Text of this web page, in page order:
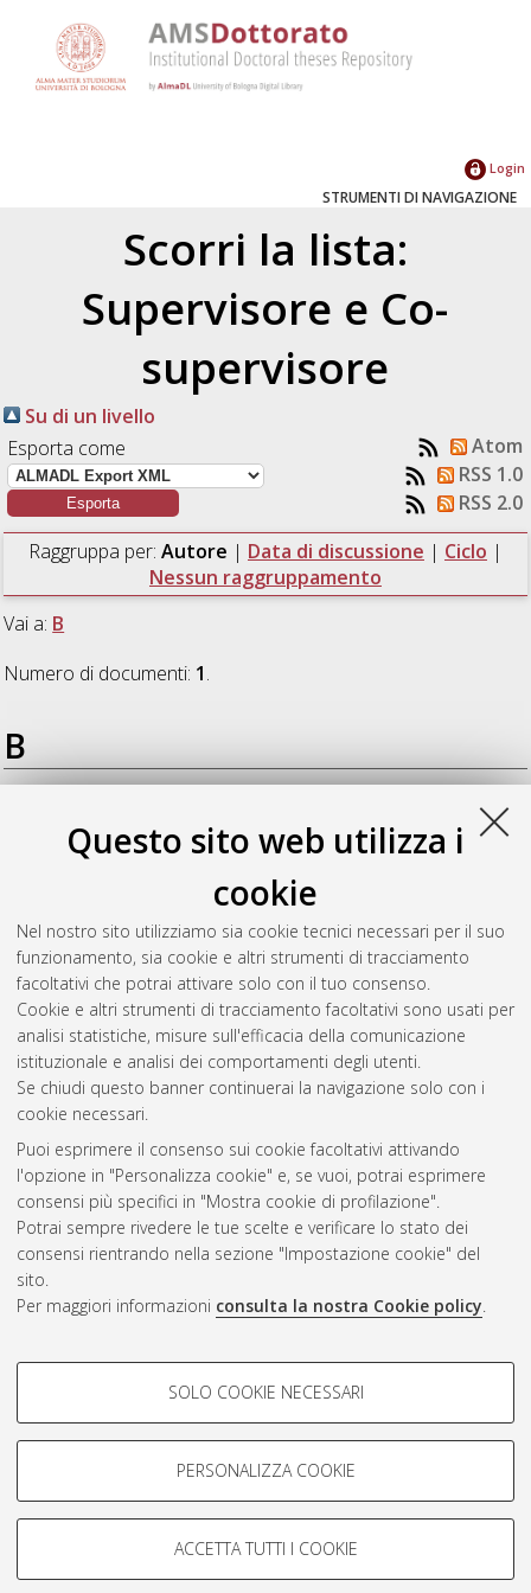
Questo sito web utilizza i
cookie
Nel nostro sito utilizziamo sia cookie tecnici necessari per il suo
funzionamento, sia cookie e altri strumenti di tracciamento
facoltativi che potrai attivare solo con il tuo consenso.
Cookie e altri strumenti di tracciamento facoltativi sono usati per
analisi statistiche, misure sull'efficacia della comunicazione
istituzionale e analisi dei comportamenti degli utenti.
Se chiudi questo banner continuerai la navigazione solo con i
cookie necessari.
Puoi esprimere il consenso sui cookie facoltativi attivando
l'opzione in "Personalizza cookie" e, se vuoi, potrai esprimere
consensi più specifici in "Mostra cookie di profilazione".
Potrai sempre rivedere le tue scelte e verificare lo stato dei
consensi rientrando nella sezione "Impostazione cookie" del
sito.
Per maggiori informazioni consulta la nostra Cookie policy.
COOKIE DI PROFILAZIONE -
Si tratta di cookie utilizzati per analizzare le caratteristiche della
navigazione degli utenti, creare profili in base al loro comportamento
Mostra cookie di profilazione
COOKIE TECNICI - NECESSARI
SOLO COOKIE NECESSARI
PERSONALIZZA COOKIE
ACCETTA TUTTI I COOKIE
Login
STRUMENTI DI NAVIGAZIONE
Scorri la lista:
Supervisore e Co-
supervisore
Su di un livello
Esporta come
Atom
RSS 1.0
RSS 2.0
Raggruppa per: Autore | Data di discussione | Ciclo |
Nessun raggruppamento
Vai a: B
Numero di documenti: 1.
B
Il ruolo e la funzione del falso nella
storia della Shoah. Storici, affaires e opinione pubblica
[Dissertation thesis], Alma Mater Studiorum Università di
Bologna. Dottorato di ricerca inStoria: indirizzo "Storia e
geografia d’Europa. Spazio, linguaggi, istituzioni e soggetti in
Età moderna e contemporanea", 24 Ciclo. DOI
10.6092/unibo/amsdottorato/5144.
Questa lista e' stata generata ilSat Aug 8 20:43:46 2026
Atom
Rss 1.0
Rss 2.0
ISSN: 2038-7946
Impostazioni Cookie
Informativa sulla privacy
Condizioni d’uso del sito